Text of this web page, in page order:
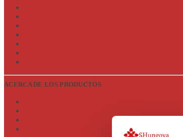
ACERCA DE LOS PRODUCTOS